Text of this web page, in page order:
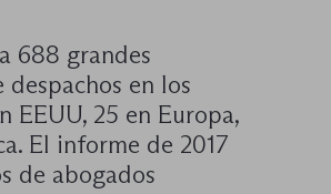
688 grandes
en los
EEUU, 25 en Europa,
El informe de 2017
de abogados